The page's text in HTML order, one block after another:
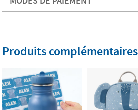
Produits complémentaires